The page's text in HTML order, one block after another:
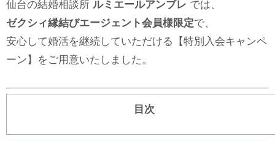
仙台の結婚相談所 ルミエールアンブレ では、
ゼクシィ縁結びエージェント会員様限定で、
安心して婚活を継続していただける【特別入会キャンペ
ーン】をご用意いたしました。
目次